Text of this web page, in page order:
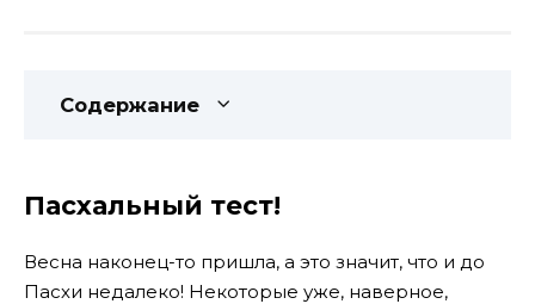
Содержание
Пасхальный тест!
Весна наконец-то пришла, а это значит, что и до
Пасхи недалеко! Некоторые уже, наверное,